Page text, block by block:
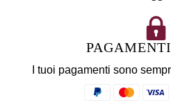
I tuoi pagamenti sono